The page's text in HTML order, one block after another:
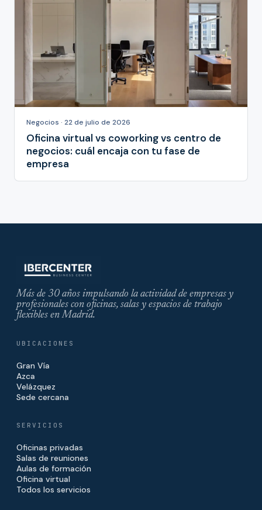
Negocios · 22 de julio de 2026
Oficina virtual vs coworking vs centro de
negocios: cuál encaja con tu fase de
empresa
Más de 30 años impulsando la actividad de empresas y
profesionales con oficinas, salas y espacios de trabajo
flexibles en Madrid.
UBICACIONES
Gran Vía
Azca
Velázquez
Sede cercana
SERVICIOS
Oficinas privadas
Salas de reuniones
Aulas de formación
Oficina virtual
Todos los servicios